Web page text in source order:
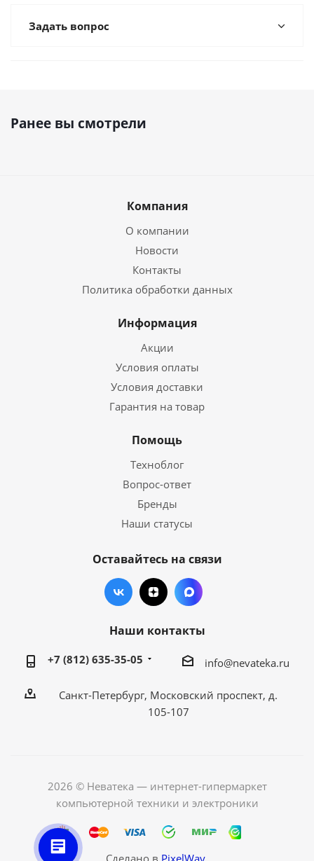
Задать вопрос
Ранее вы смотрели
Компания
О компании
Новости
Контакты
Политика обработки данных
Информация
Акции
Условия оплаты
Условия доставки
Гарантия на товар
Помощь
Техноблог
Вопрос-ответ
Бренды
Наши статусы
Оставайтесь на связи
Наши контакты
+7 (812) 635-35-05 info@nevateka.ru
Санкт-Петербург, Московский проспект, д.
105-107
2026 © Неватека — интернет-гипермаркет
компьютерной техники и электроники
Сделано в PixelWay.